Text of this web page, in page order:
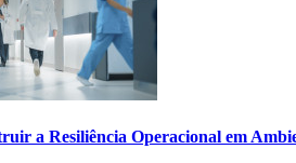
a Resiliência Operacional em